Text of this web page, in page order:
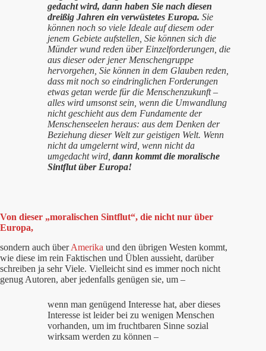
gedacht wird, dann haben Sie nach diesen
dreißig Jahren ein verwüstetes Europa. Sie
können noch so viele Ideale auf diesem oder
jenem Gebiete aufstellen, Sie können sich die
Münder wund reden über Einzelforderungen, die
aus dieser oder jener Menschengruppe
hervorgehen, Sie können in dem Glauben reden,
dass mit noch so eindringlichen Forderungen
etwas getan werde für die Menschenzukunft –
alles wird umsonst sein, wenn die Umwandlung
nicht geschieht aus dem Fundamente der
Menschenseelen heraus: aus dem Denken der
Beziehung dieser Welt zur geistigen Welt. Wenn
nicht da umgelernt wird, wenn nicht da
umgedacht wird, dann kommt die moralische
Sintflut über Europa!
Von dieser „moralischen Sintflut“, die nicht nur über
Europa,
sondern auch überAmerika und den übrigen Westen kommt,
wie diese im rein Faktischen und Üblen aussieht, darüber
schreiben ja sehr Viele. Vielleicht sind es immer noch nicht
genug Autoren, aber jedenfalls genügen sie, um –
wenn man genügend Interesse hat, aber dieses
Interesse ist leider bei zu wenigen Menschen
vorhanden, um im fruchtbaren Sinne sozial
wirksam werden zu können –